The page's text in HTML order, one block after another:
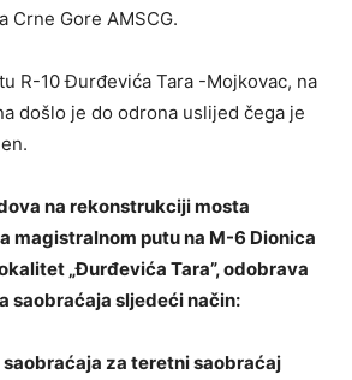
Crne Gore AMSCG.
R-10 Đurđevića Tara -Mojkovac, na
došlo je do odrona uslijed čega je
na rekonstrukciji mosta
magistralnom putu na M-6 Dionica
„Đurđevića Tara”, odobrava
saobraćaja sljedeći način:
za teretni saobraćaj